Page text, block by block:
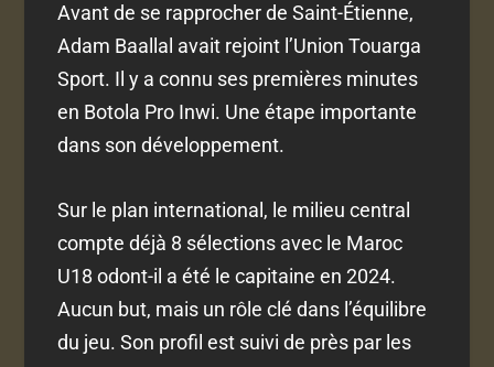
Avant de se rapprocher de Saint-Étienne,
Adam Baallal avait rejoint l’Union Touarga
Sport. Il y a connu ses premières minutes
en Botola Pro Inwi. Une étape importante
dans son développement.
Sur le plan international, le milieu central
compte déjà 8 sélections avec le Maroc
U18 odont-il a été le capitaine en 2024.
Aucun but, mais un rôle clé dans l’équilibre
du jeu. Son profil est suivi de près par les